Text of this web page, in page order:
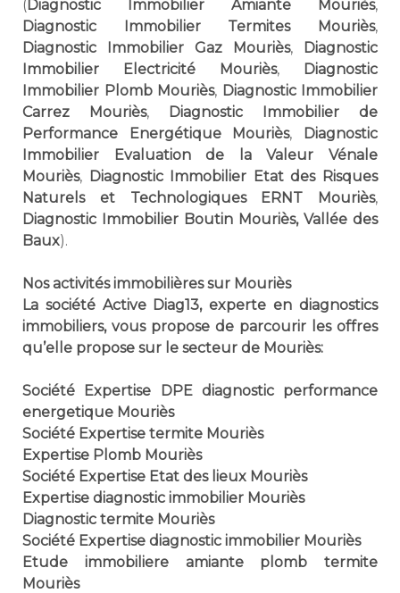
(Diagnostic Immobilier Amiante Mouriès,
Diagnostic Immobilier Termites Mouriès,
Diagnostic Immobilier Gaz Mouriès,
Diagnostic
Immobilier Electricité Mouriès,
Diagnostic
Immobilier Plomb Mouriès, Diagnostic Immobilier
Carrez Mouriès,
Diagnostic Immobilier de
Performance Energétique Mouriès,
Diagnostic
Immobilier Evaluation de la Valeur Vénale
Mouriès, Diagnostic Immobilier Etat des Risques
Naturels et Technologiques ERNT Mouriès,
Diagnostic Immobilier Boutin Mouriès, Vallée des
Baux).
Nos activités immobilières sur Mouriès
La société Active Diag13, experte en diagnostics
immobiliers, vous propose de parcourir les offres
qu’elle propose sur le secteur de Mouriès:
Société Expertise DPE diagnostic performance
energetique Mouriès
Société Expertise termite Mouriès
Expertise Plomb Mouriès
Société Expertise Etat des lieux Mouriès
Expertise diagnostic immobilier Mouriès
Diagnostic termite Mouriès
Société Expertise diagnostic immobilier Mouriès
Etude immobiliere amiante plomb termite
Mouriès